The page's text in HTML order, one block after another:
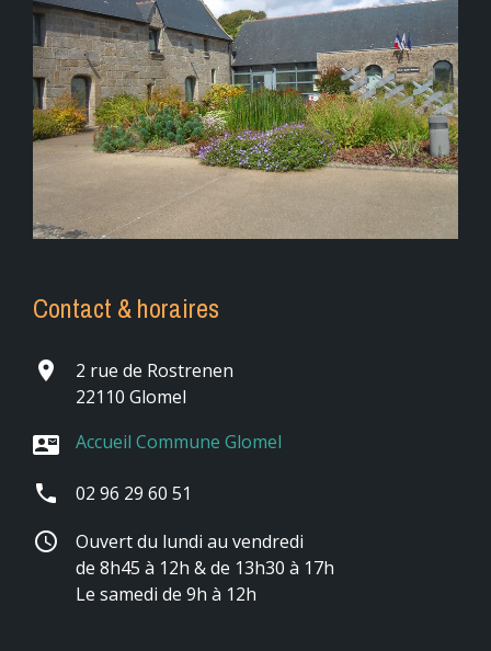
Contact & horaires
place
2 rue de Rostrenen
22110 Glomel
contact_mail Accueil Commune Glomel
phone 02 96 29 60 51
schedule
Ouvert du lundi au vendredi
de 8h45 à 12h & de 13h30 à 17h
Le samedi de 9h à 12h